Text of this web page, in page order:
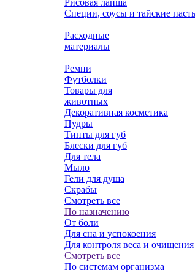
Рисовая лапша
Специи, соусы и тайские
Расходные
материалы
Ремни
Футболки
Товары для
животных
Декоративная косметика
Пудры
Тинты для губ
Блески для губ
Для тела
Мыло
Гели для душа
Скрабы
Смотреть все
По назначению
От боли
Для сна и успокоения
Для контроля веса и
Смотреть все
По системам организма